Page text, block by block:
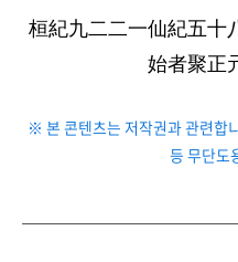
桓紀九二二一仙紀五十
始者聚正
※ 본 콘텐츠는 저작권과 관련합
등 무단도